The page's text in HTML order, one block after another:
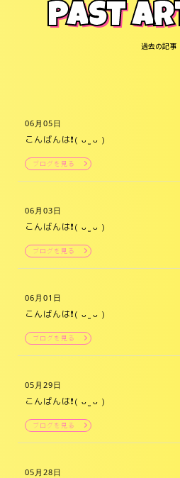
PAST
過去の記事
06月05日
こんばんは❗️( ᴗ ̫ ᴗ )
ブログを見る
06月03日
こんばんは❗️( ᴗ ̫ ᴗ )
ブログを見る
06月01日
こんばんは❗️( ᴗ ̫ ᴗ )
ブログを見る
05月29日
こんばんは❗️( ᴗ ̫ ᴗ )
ブログを見る
05月28日